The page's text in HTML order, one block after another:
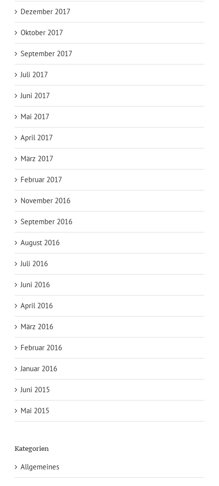
Dezember 2017
Oktober 2017
September 2017
Juli 2017
Juni 2017
Mai 2017
April 2017
März 2017
Februar 2017
November 2016
September 2016
August 2016
Juli 2016
Juni 2016
April 2016
März 2016
Februar 2016
Januar 2016
Juni 2015
Mai 2015
Kategorien
Allgemeines